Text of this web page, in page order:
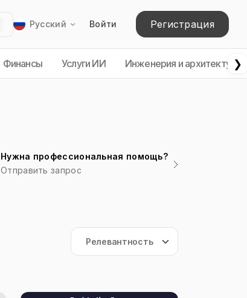
Русский Войти Регистрация
Финансы Услуги ИИ Инженерия и архитектура
❯
Нужна профессиональная помощь?
Отправить запрос